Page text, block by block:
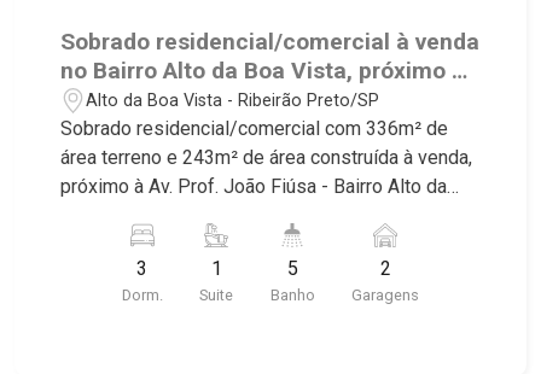
Sobrado residencial/comercial à venda
no Bairro Alto da Boa Vista, próximo à
Av. Prof. João Fiúsa - Ribeirão
Preto/SP.
Alto da Boa Vista - Ribeirão Preto/SP
Sobrado residencial/comercial com 336m² de
área terreno e 243m² de área construída à venda,
próximo à Av. Prof. João Fiúsa - Bairro Alto da
características deste imóvel que a Martinelli
Imobiliária selecionou para você: - 336m² de área
terreno e 243m² de área construída - 3
3
Dorm.
1
Suite
5
Banho
2
Garagens